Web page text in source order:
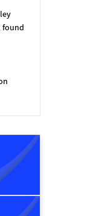
န်မာ့ပင်လယ်ငါးလုပ်ငန်း
ဒေပုဒ်မ ၂၂ ပုဒ်မခွဲ(က)
ာက်ပါအတိုင်းသတ်မှ
found